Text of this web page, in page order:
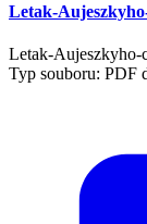
Letak-
Letak-
Typ souboru: PDF